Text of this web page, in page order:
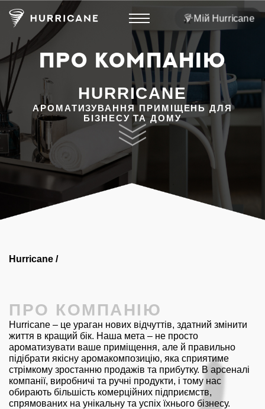
Мій Hurricane
ПРО КОМПАНIЮ
HURRICANE
АРОМАТИЗУВАННЯ ПРИМІЩЕНЬ ДЛЯ
БІЗНЕСУ ТА ДОМУ
Hurricane /
ПРО КОМПАНІЮ
Hurricane – це ураган нових відчуттів, здатний змінити
життя в кращий бік. Наша мета – не просто
ароматизувати ваше приміщення, але й правильно
підібрати якісну аромакомпозицію, яка сприятиме
стрімкому зростанню продажів та прибутку. В арсеналі
компанії, виробничі та ручні продукти, і тому нас
обирають більшість комерційних підприємств,
спрямованих на унікальну та успіх їхнього бізнесу.